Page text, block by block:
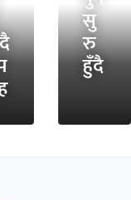
सु
रु
हुँदै